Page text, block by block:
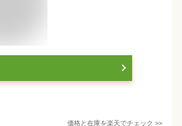
価格と在庫を楽天でチェック >>